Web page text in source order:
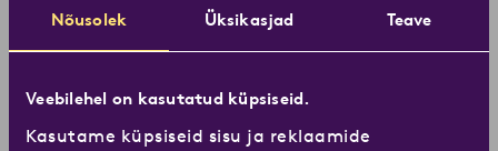
Nõusolek Üksikasjad Teave
Veebilehel on kasutatud küpsiseid.
Kasutame küpsiseid sisu ja reklaamide